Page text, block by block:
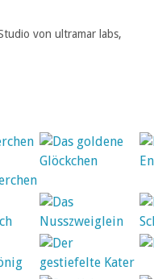
von ultramar labs,